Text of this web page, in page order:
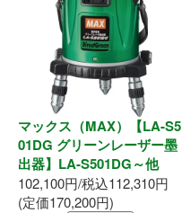
マックス（MAX）【LA-S5
01DG グリーンレーザー墨
出器】LA-S501DG～他
102,100円/税込112,310円
(定価170,200円)